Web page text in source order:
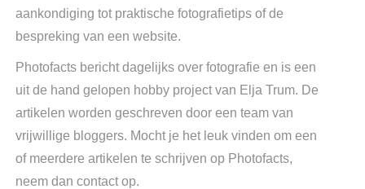
aankondiging tot praktische fotografietips of de
bespreking van een website.
Photofacts bericht dagelijks over fotografie en is een
uit de hand gelopen hobby project van Elja Trum. De
artikelen worden geschreven door een team van
vrijwillige bloggers. Mocht je het leuk vinden om een
of meerdere artikelen te schrijven op Photofacts,
neem dan contact op.